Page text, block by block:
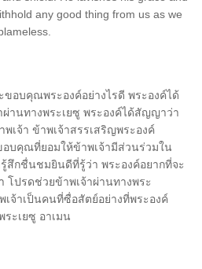
any good thing from us as we
อบคุณพระองค์อย่างไรดี พระองค์ได้
านทางพระเยซู พระองค์ได้สัญญาว่า
เจ้า ข้าพเจ้าสรรเสริญพระองค์
บคุณที่ยอมให้ข้าพเจ้ามีส่วนร่วมใน
สึกชื่นชมยินดีที่รู้ว่า พระองค์อยากที่จะ
โปรดช่วยข้าพเจ้าผ่านทางพระ
จ้าเป็นคนที่ซื่อสัตย์อย่างที่พระองค์
ะเยซู อาเมน